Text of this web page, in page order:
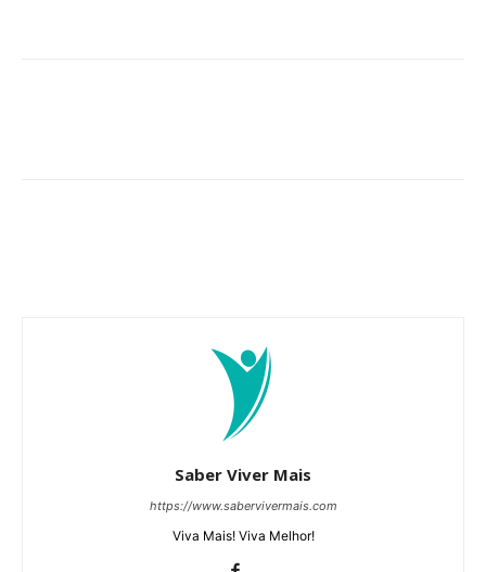
Saber Viver Mais
https://www.sabervivermais.com
Viva Mais! Viva Melhor!